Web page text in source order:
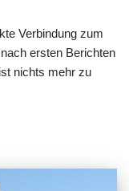
Verbindung zum
ersten Berichten
nichts mehr zu